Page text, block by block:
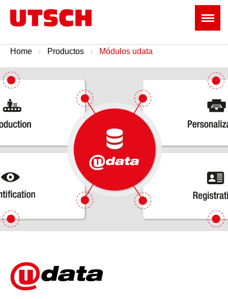
Home Productos Módulos udata